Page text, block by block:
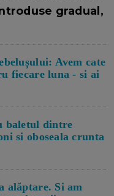
gradual,
Avem cate
fiecare luna - si ai
baletul dintre
si oboseala crunta
alăptare. Si am